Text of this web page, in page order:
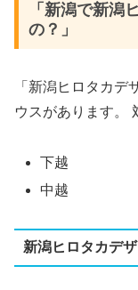
「新潟で新潟
の？」
「新潟ヒロタカ
ウスがあります。
下越
中越
新潟ヒロタカデ